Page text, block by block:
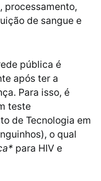
processamento,
de sangue e
pública é
após ter a
Para isso, é
teste
de Tecnologia em
o qual
para HIV e